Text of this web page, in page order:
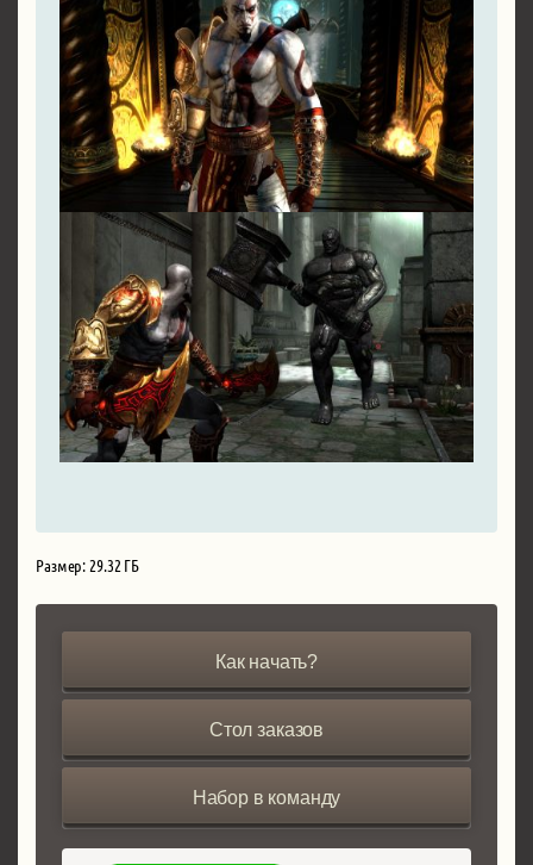
Размер: 29.32 ГБ
Как начать?
Стол заказов
Набор в команду